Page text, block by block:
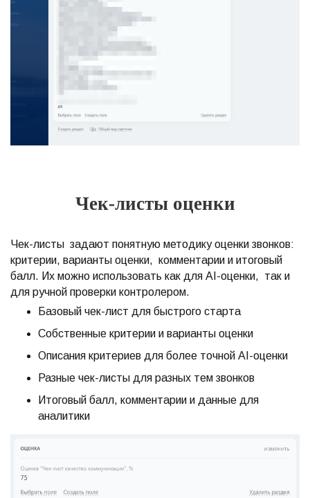
Чек-листы оценки
Чек-листы задают понятную методику оценки звонков:
критерии, варианты оценки, комментарии и итоговый
балл. Их можно использовать как для AI-оценки, так и
для ручной проверки контролером.
Базовый чек-лист для быстрого старта
Собственные критерии и варианты оценки
Описания критериев для более точной AI-оценки
Разные чек-листы для разных тем звонков
Итоговый балл, комментарии и данные для
аналитики